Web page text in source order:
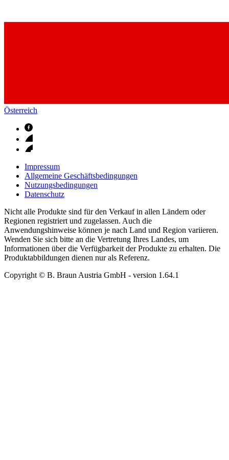
Österreich
Impressum
Allgemeine Geschäftsbedingungen
Nutzungsbedingungen
Datenschutz
Nicht alle Produkte sind für den Verkauf in allen Ländern oder
Regionen registriert und zugelassen. Auch die
Anwendungshinweise können je nach Land und Region variieren.
Wenden Sie sich bitte an die Vertretung Ihres Landes, um
Informationen über die Verfügbarkeit der Produkte zu erhalten. Die
Produktabbildungen dienen nur als Referenz.
Copyright © B. Braun Austria GmbH - version 1.64.1